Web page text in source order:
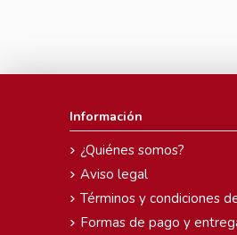
Información
¿Quiénes somos?
Aviso legal
Términos y condiciones
Formas de pago y